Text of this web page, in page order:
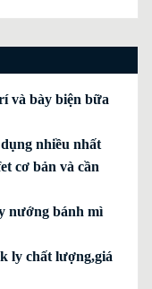
và bày biện bữa
nhiều nhất
cơ bản và cần
nướng bánh mì
ly chất lượng,giá